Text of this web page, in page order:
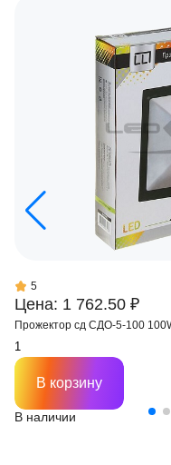
Цена: 1 762.50 ₽
5
Прожектор сд СДО-5-100
В наличии
В корзину